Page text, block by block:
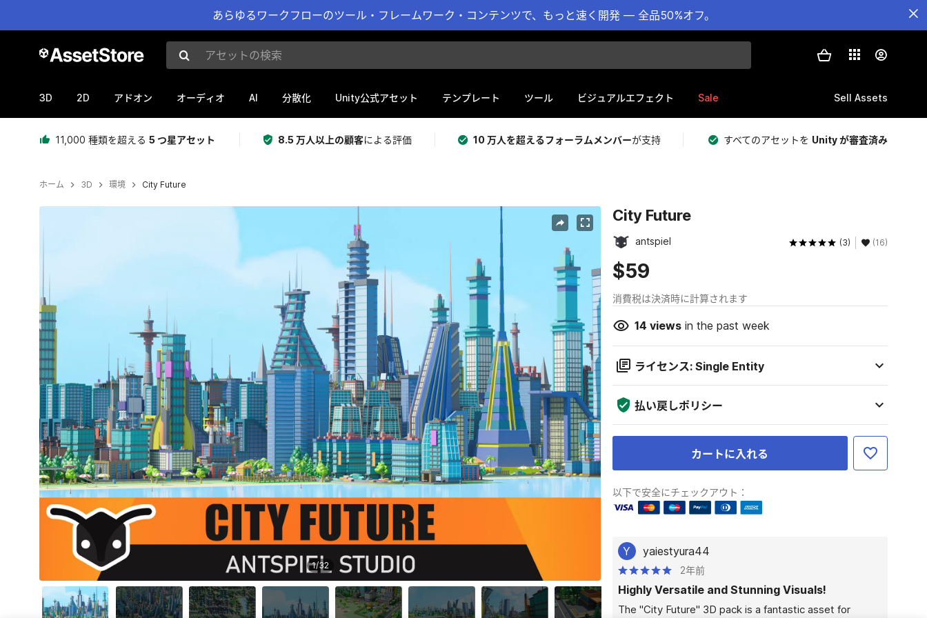
あらゆるワークフローのツール・フレームワーク・コンテンツで、もっと速く開発 — 全品50%オフ。
アセットの検索
3D 2D アドオン オーディオ AI 分散化 Unity公式アセット テンプレート ツール ビジュアルエフェクト Sale Sell Assets
11,000 種類を超える 5 つ星アセット 8.5 万人以上の顧客による評価 10 万人を超えるフォーラムメンバーが支持 すべてのアセットを Unity が審査済み
ホーム 3D 環境 City Future
1/32
City Future
antspiel (3) (16)
$59
消費税は決済時に計算されます
14 viewsin the past week
ライセンス: Single Entity
払い戻しポリシー
カートに入れる
以下で安全にチェックアウト：
Y yaiestyura44
2年前
Highly Versatile and Stunning Visuals!
The "City Future" 3D pack is a fantastic asset for